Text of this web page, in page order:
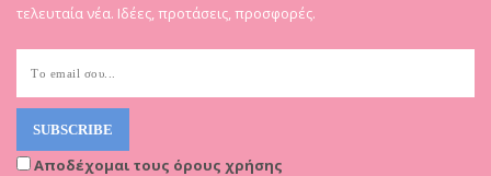
τελευταία νέα. Ιδέες, προτάσεις, προσφορές.
Αποδέχομαι τους όρους χρήσης